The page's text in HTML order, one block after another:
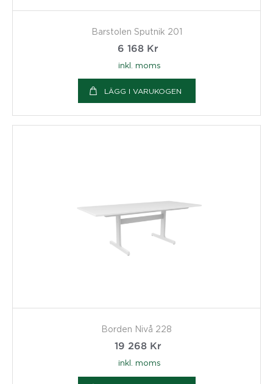
Barstolen Sputnik 201
6 168 Kr
inkl. moms
LÄGG I VARUKOGEN
Borden Nivå 228
19 268 Kr
inkl. moms